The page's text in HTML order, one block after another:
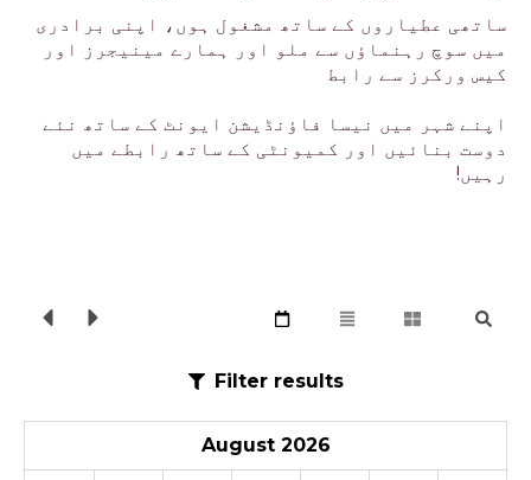
ساتھی عطیاروں کے ساتھ مشغول ہوں، اپنی برادری
میں سوچ رہنماؤں سے ملو اور ہمارے مینیجرز اور
کیس ورکرز سے رابط
اپنے شہر میں نیسا فاؤنڈیشن ایونٹ کے ساتھ نئے
دوست بنائیں اور کمیونٹی کے ساتھ رابطے میں
رہیں!
Filter results
August 2026